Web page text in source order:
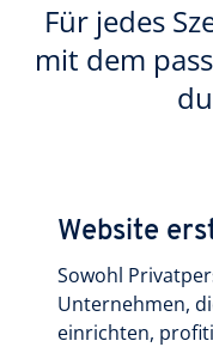
Für jedes
mit dem
Website
Sowohl
Unternehmen,
einrichten,